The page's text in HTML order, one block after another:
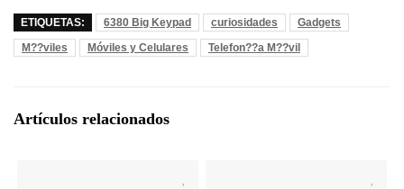
ETIQUETAS: 6380 Big Keypad curiosidades
Gadgets
M??viles
Móviles y Celulares Telefon??a M??vil
Artículos relacionados